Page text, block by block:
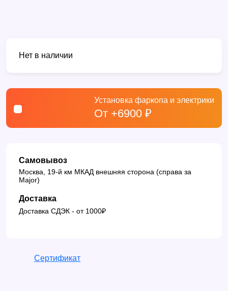
Сертификат
Нет в наличии
Установка фаркопа и электрики
От +6900 ₽
Самовывоз
Москва, 19-й км МКАД внешняя сторона (справа за
Major)
Доставка
Доставка СДЭК - от 1000₽